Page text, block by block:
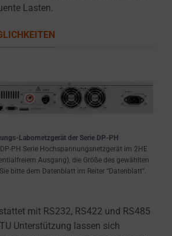
Lasten.
Labornetzgerät der Serie DP-PH
PH Serie Hochspannungsnetzgerät im 2HE
Ausgang), die Größe des gewählten
bitte dem Datenblatt im Reiter “Datenblatt”.
mit RS232, RS422 und RS485
Unterstützung lassen sich